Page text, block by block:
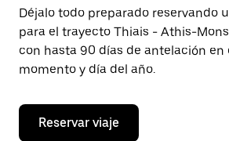
fecha.
Pulsa
el
botón
de
escape
cerrar
calendario.
Déjalo todo preparado reservando
para el trayecto Thiais - Athis-
con hasta 90 días de antelación
momento y día del año.
Reservar viaje